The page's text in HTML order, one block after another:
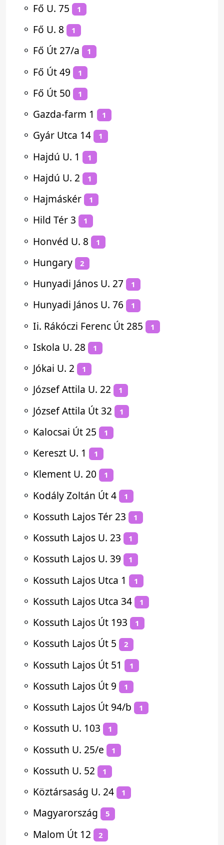
⚬ Fő U. 75 1
⚬ Fő U. 8 1
⚬ Fő Út 27/a 1
⚬ Fő Út 49 1
⚬ Fő Út 50 1
⚬ Gazda-farm 1 1
⚬ Gyár Utca 14 1
⚬ Hajdú U. 1 1
⚬ Hajdú U. 2 1
⚬ Hajmáskér 1
⚬ Hild Tér 3 1
⚬ Honvéd U. 8 1
⚬ Hungary 2
⚬ Hunyadi János U. 27 1
⚬ Hunyadi János U. 76 1
⚬ Ii. Rákóczi Ferenc Út 285 1
⚬ Iskola U. 28 1
⚬ Jókai U. 2 1
⚬ József Attila U. 22 1
⚬ József Attila Út 32 1
⚬ Kalocsai Út 25 1
⚬ Kereszt U. 1 1
⚬ Klement U. 20 1
⚬ Kodály Zoltán Út 4 1
⚬ Kossuth Lajos Tér 23 1
⚬ Kossuth Lajos U. 23 1
⚬ Kossuth Lajos U. 39 1
⚬ Kossuth Lajos Utca 1 1
⚬ Kossuth Lajos Utca 34 1
⚬ Kossuth Lajos Út 193 1
⚬ Kossuth Lajos Út 5 2
⚬ Kossuth Lajos Út 51 1
⚬ Kossuth Lajos Út 9 1
⚬ Kossuth Lajos Út 94/b 1
⚬ Kossuth U. 103 1
⚬ Kossuth U. 25/e 1
⚬ Kossuth U. 52 1
⚬ Köztársaság U. 24 1
⚬ Magyarország 5
⚬ Malom Út 12 2